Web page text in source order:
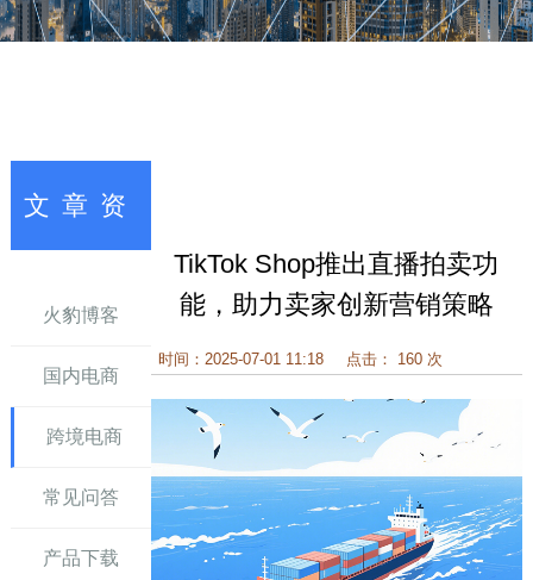
文章资
火豹博客
国内电商
跨境电商
常见问答
产品下载
TikTok Shop推出直播拍卖功
能，助力卖家创新营销策略
时间：2025-07-01 11:18 点击： 160 次